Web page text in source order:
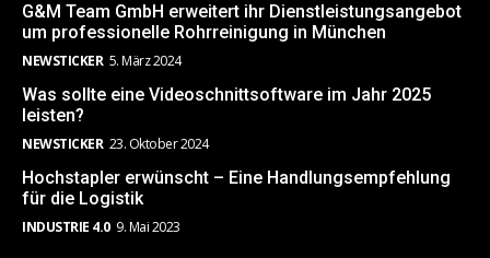
G&M Team GmbH erweitert ihr Dienstleistungsangebot
um professionelle Rohrreinigung in München
NEWSTICKER 5. März 2024
Was sollte eine Videoschnittsoftware im Jahr 2025
leisten?
NEWSTICKER 23. Oktober 2024
Hochstapler erwünscht – Eine Handlungsempfehlung
für die Logistik
INDUSTRIE 4.0 9. Mai 2023